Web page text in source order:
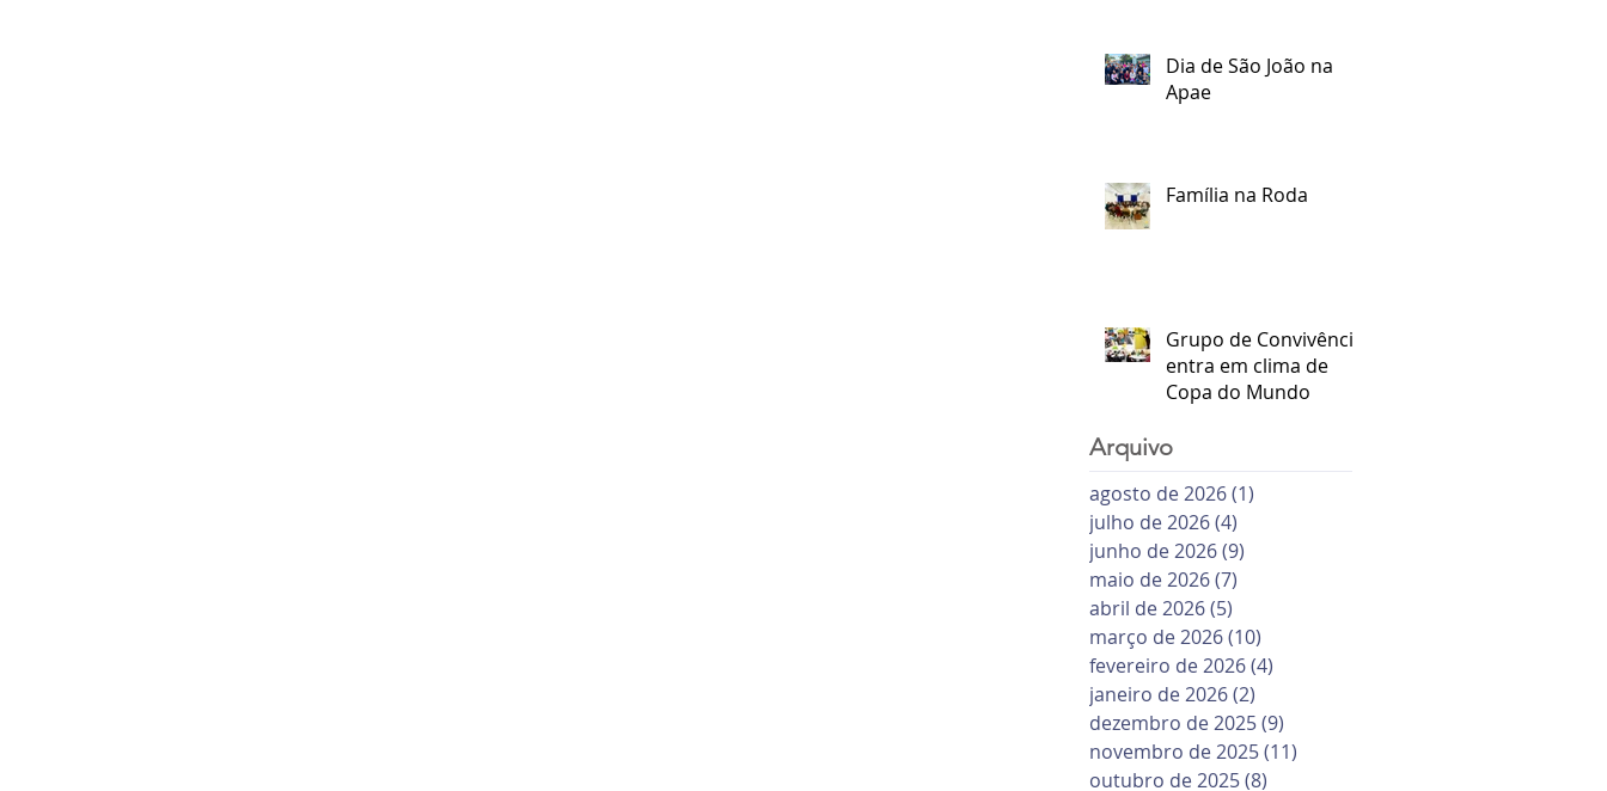
Dia de São João na
Apae
Família na Roda
Grupo de Convivência
entra em clima de
Copa do Mundo
Arquivo
agosto de 2026(1)
julho de 2026(4)
junho de 2026(9)
maio de 2026(7)
abril de 2026(5)
março de 2026(10)
fevereiro de 2026(4)
janeiro de 2026(2)
dezembro de 2025(9)
novembro de 2025(11)
outubro de 2025(8)